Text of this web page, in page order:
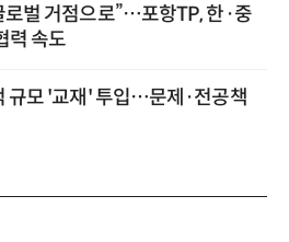
로벌 거점으로”…포항TP, 한·중
력 속도
규모 '교재' 투입…문제·전공책